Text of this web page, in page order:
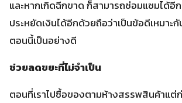
และหากเกิดฉีกขาด ก็สามารถซ่อมแซมได้อี
ประหยัดเงินได้อีกด้วยถือว่าเป็นข้อดีเหมาะ
ตอนนี้เป็นอย่างดี
ช่วยลดขยะที่ไม่จำเป็น
ตอนที่เราไปซื้อของตามห้างสรรพสินค้าแต่